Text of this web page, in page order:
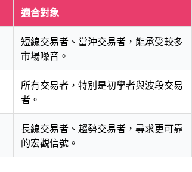
適合對象
短線交易者、當沖交易者，能承受較多
市場噪音。
所有交易者，特別是初學者與波段交易
者。
長線交易者、趨勢交易者，尋求更可靠
的宏觀信號。